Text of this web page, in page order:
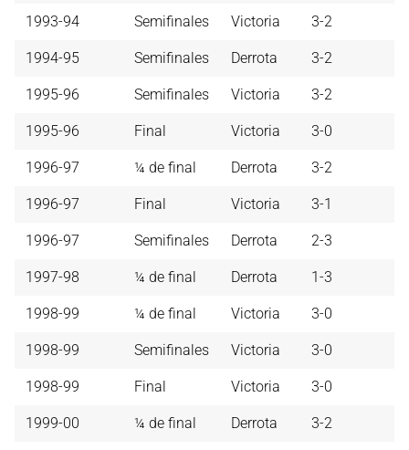
1993-94 Semifinales Victoria 3-2
1994-95 Semifinales Derrota 3-2
1995-96 Semifinales Victoria 3-2
1995-96 Final Victoria 3-0
1996-97 ¼ de final Derrota 3-2
1996-97 Final Victoria 3-1
1996-97 Semifinales Derrota 2-3
1997-98 ¼ de final Derrota 1-3
1998-99 ¼ de final Victoria 3-0
1998-99 Semifinales Victoria 3-0
1998-99 Final Victoria 3-0
1999-00 ¼ de final Derrota 3-2